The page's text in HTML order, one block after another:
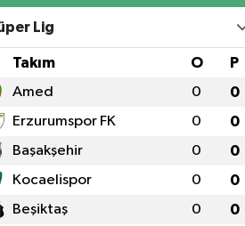
Lig
Takım O P
Amed 0 0
Erzurumspor FK 0 0
Başakşehir 0 0
Kocaelispor 0 0
Beşiktaş 0 0